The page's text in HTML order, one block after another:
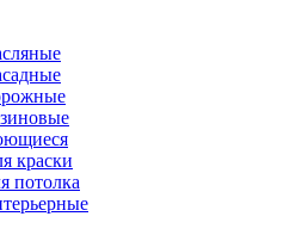
краски
потолка